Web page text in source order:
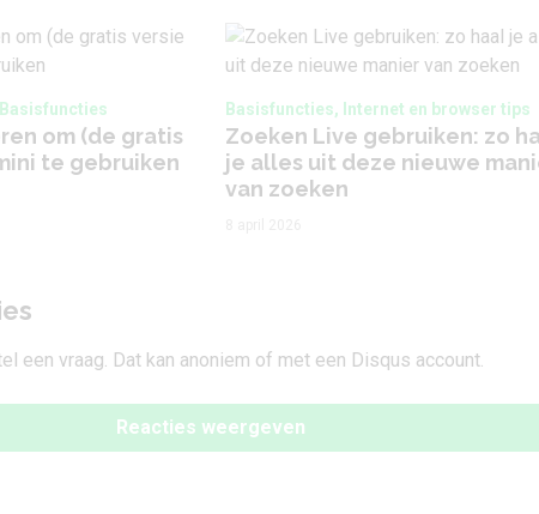
om (de gratis
te gebruiken
Basisfuncties, Internet en browser tips
Zoeken Live gebruiken: zo
je alles uit deze nieuwe
van zoeken
een vraag. Dat kan anoniem of met een Disqus account.
Reacties weergeven